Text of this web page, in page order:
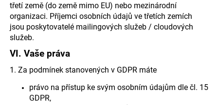
třetí země (do země mimo EU) nebo mezinárodní
organizaci. Příjemci osobních údajů ve třetích zemích
jsou poskytovatelé mailingových služeb / cloudových
služeb.
VI. Vaše práva
1. Za podmínek stanovených v GDPR máte
právo na přístup ke svým osobním údajům dle čl. 15
GDPR,